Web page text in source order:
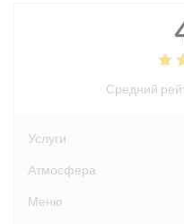
Средний
Услуги
Атмосфера
Меню